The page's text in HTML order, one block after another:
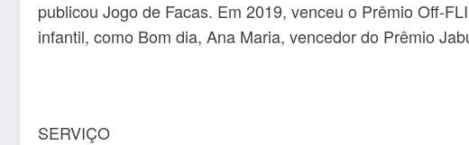
publicou Jogo de Facas. Em 2019, venceu o Prêmio Off-
infantil, como Bom dia, Ana Maria, vencedor do Prêmio
SERVIÇO